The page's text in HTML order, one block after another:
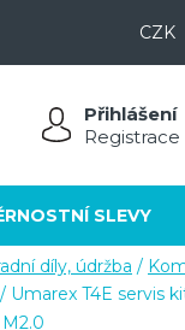
CZK
Přihlášení
Registrace
SLEVY
díly, údržba /
/ Umarex T4E servis